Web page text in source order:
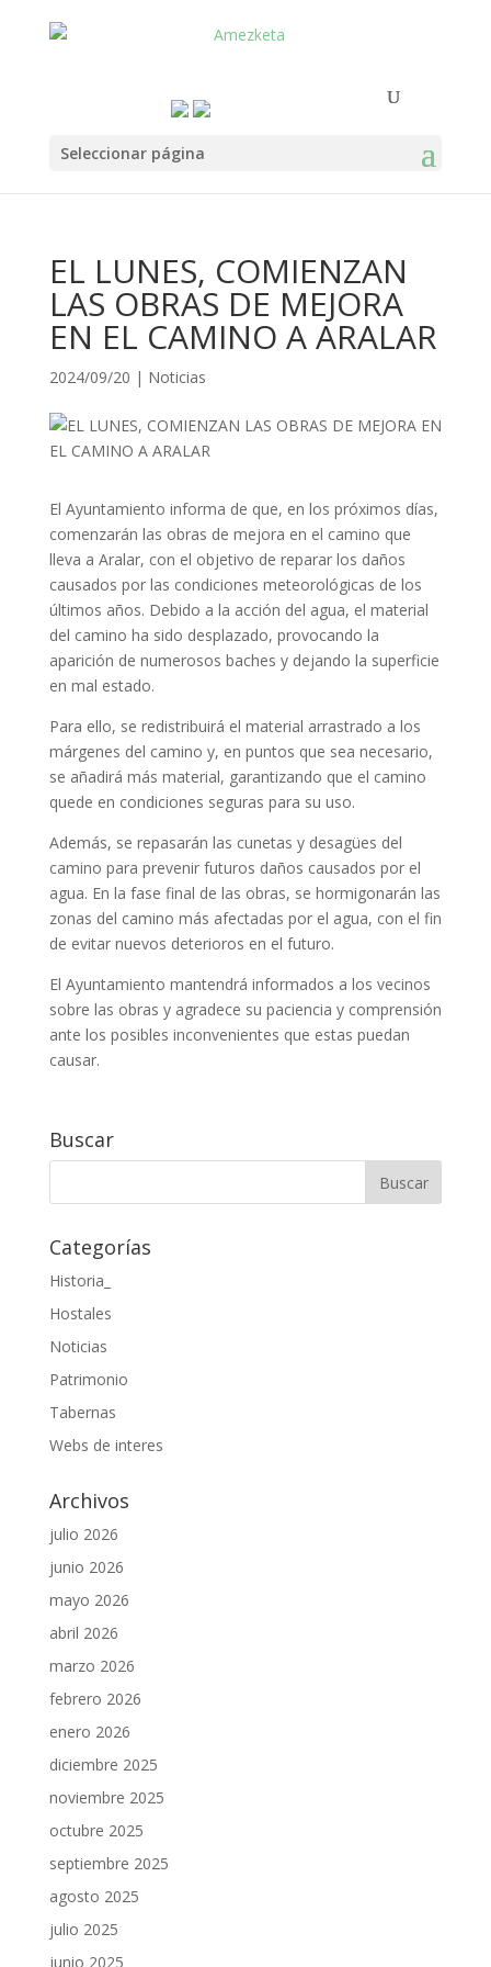
Seleccionar página
EL LUNES, COMIENZAN
LAS OBRAS DE MEJORA
EN EL CAMINO A ARALAR
2024/09/20 | Noticias
El Ayuntamiento informa de que, en los próximos días,
comenzarán las obras de mejora en el camino que
lleva a Aralar, con el objetivo de reparar los daños
causados por las condiciones meteorológicas de los
últimos años. Debido a la acción del agua, el material
del camino ha sido desplazado, provocando la
aparición de numerosos baches y dejando la superficie
en mal estado.
Para ello, se redistribuirá el material arrastrado a los
márgenes del camino y, en puntos que sea necesario,
se añadirá más material, garantizando que el camino
quede en condiciones seguras para su uso.
Además, se repasarán las cunetas y desagües del
camino para prevenir futuros daños causados por el
agua. En la fase final de las obras, se hormigonarán las
zonas del camino más afectadas por el agua, con el fin
de evitar nuevos deterioros en el futuro.
El Ayuntamiento mantendrá informados a los vecinos
sobre las obras y agradece su paciencia y comprensión
ante los posibles inconvenientes que estas puedan
causar.
Buscar
Categorías
Historia_
Hostales
Noticias
Patrimonio
Tabernas
Webs de interes
Archivos
julio 2026
junio 2026
mayo 2026
abril 2026
marzo 2026
febrero 2026
enero 2026
diciembre 2025
noviembre 2025
octubre 2025
septiembre 2025
agosto 2025
julio 2025
junio 2025